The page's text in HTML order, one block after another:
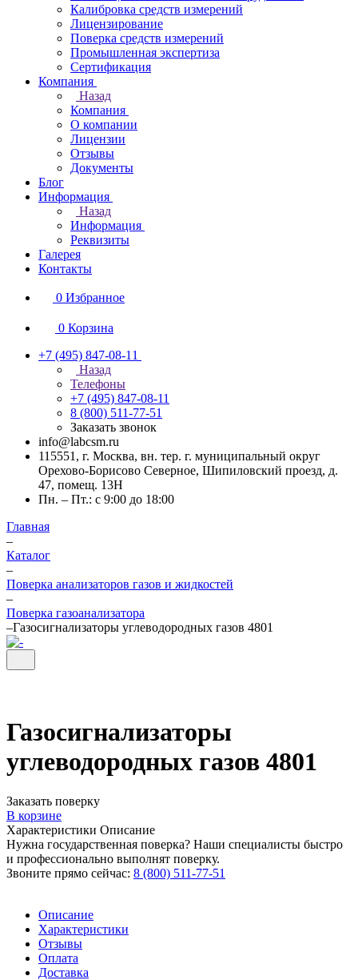
Калибровка средств измерений
Лицензирование
Поверка средств измерений
Промышленная экспертиза
Сертификация
Компания
Назад
Компания
О компании
Лицензии
Отзывы
Документы
Блог
Информация
Назад
Информация
Реквизиты
Галерея
Контакты
0 Избранное
0 Корзина
+7 (495) 847-08-11
Назад
Телефоны
+7 (495) 847-08-11
8 (800) 511-77-51
Заказать звонок
info@labcsm.ru
115551, г. Москва, вн. тер. г. муниципальный округ
Орехово-Борисово Северное, Шипиловский проезд, д.
47, помещ. 13Н
Пн. – Пт.: с 9:00 до 18:00
Главная
–
Каталог
–
Поверка анализаторов газов и жидкостей
–
Поверка газоанализатора
–Газосигнализаторы углеводородных газов 4801
Газосигнализаторы
углеводородных газов 4801
Заказать поверку
В корзине
Характеристики Описание
Нужна государственная поверка? Наши специалисты быстро
и профессионально выполнят поверку.
Звоните прямо сейчас: 8 (800) 511-77-51
Описание
Характеристики
Отзывы
Оплата
Доставка